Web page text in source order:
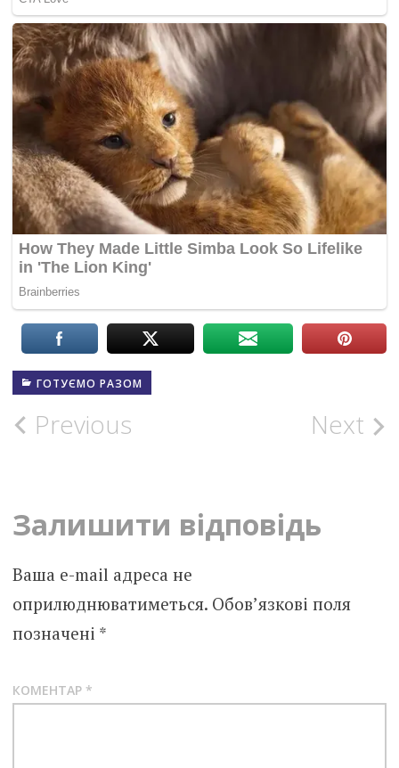
ГОТУЄМО РАЗОМ
Post
Previous Next
Залишити відповідь
Ваша e-mail адреса не
оприлюднюватиметься. Обов’язкові поля
позначені *
КОМЕНТАР *